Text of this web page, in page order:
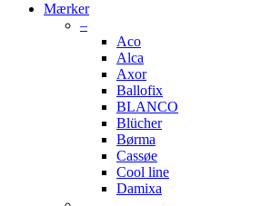
Mærker
–
Aco
Alca
Axor
Ballofix
BLANCO
Blücher
Børma
Cassøe
Cool line
Damixa